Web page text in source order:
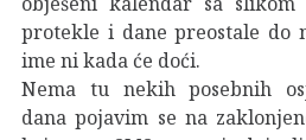
protekle i dane preostale do
ime ni kada će doći.
Nema tu nekih posebnih
dana pojavim se na